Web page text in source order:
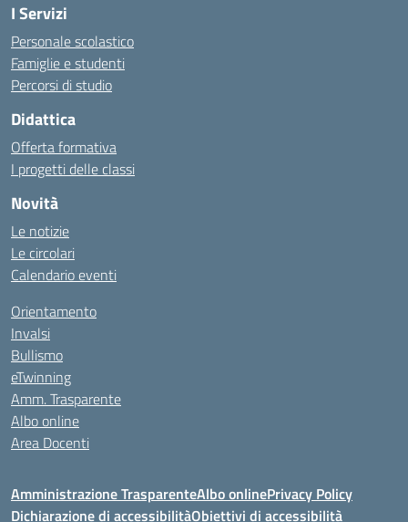
I Servizi
Personale scolastico
Famiglie e studenti
Percorsi di studio
Didattica
Offerta formativa
I progetti delle classi
Novità
Le notizie
Le circolari
Calendario eventi
Orientamento
Invalsi
Bullismo
eTwinning
Amm. Trasparente
Albo online
Area Docenti
Amministrazione TrasparenteAlbo onlinePrivacy Policy
Dichiarazione di accessibilitàObiettivi di accessibilità